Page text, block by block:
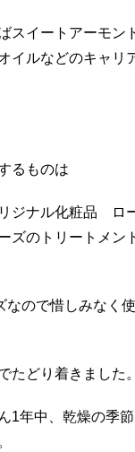
スイートアーモン
イルなどのキャリ
るものは
ジナル化粧品 ロ
ズのトリートメン
なので惜しみなく
たどり着きました。
1年中、乾燥の季